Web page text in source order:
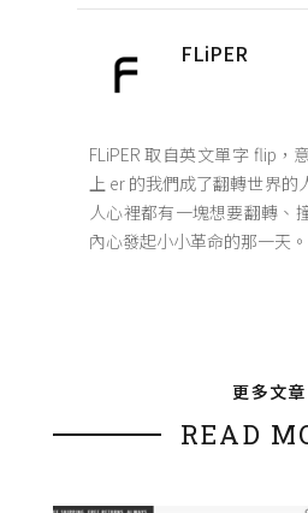
FLiPER
FLiPER 取自英文單字 flip，
上 er 的我們成了翻轉世界的
人心裡都有一塊想要翻轉、
內心發起小小革命的那一天。
更多文章
READ